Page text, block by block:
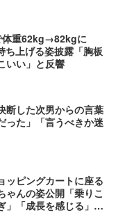
体重62kg→82kgに
ち上げる姿披露「胸板
いい」と反響
断した次男からの言葉
った」「言うべきか迷
ッピングカートに座る
ゃんの姿公開「乗りこ
」「成長を感じる」の